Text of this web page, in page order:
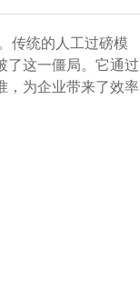
传统的人工过磅模
了这一僵局。它通过
，为企业带来了效率